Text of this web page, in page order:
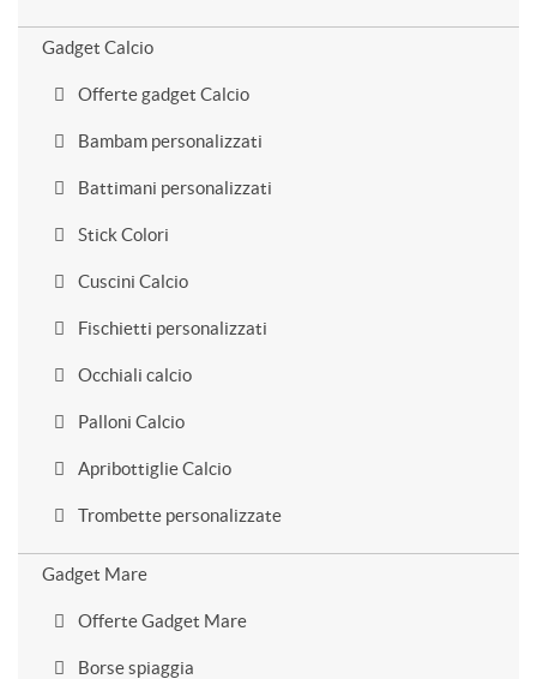
Gadget Calcio
Offerte gadget Calcio
Bambam personalizzati
Battimani personalizzati
Stick Colori
Cuscini Calcio
Fischietti personalizzati
Occhiali calcio
Palloni Calcio
Apribottiglie Calcio
Trombette personalizzate
Gadget Mare
Offerte Gadget Mare
Borse spiaggia